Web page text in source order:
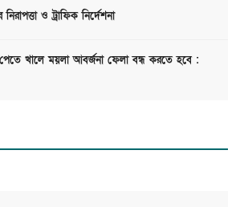
নিরাপত্তা ও ট্রাফিক নির্দেশনা
খালে ময়লা আবর্জনা ফেলা বন্ধ করতে হবে :